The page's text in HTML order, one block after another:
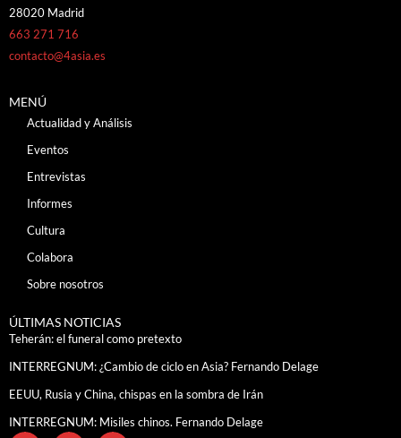
28020 Madrid
663 271 716
contacto@4asia.es
MENÚ
Actualidad y Análisis
Eventos
Entrevistas
Informes
Cultura
Colabora
Sobre nosotros
ÚLTIMAS NOTICIAS
Teherán: el funeral como pretexto
INTERREGNUM: ¿Cambio de ciclo en Asia? Fernando Delage
EEUU, Rusia y China, chispas en la sombra de Irán
INTERREGNUM: Misiles chinos. Fernando Delage